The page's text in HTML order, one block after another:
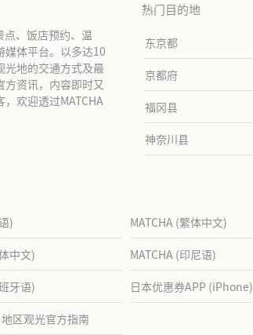
点、饭店预约、温
媒体平台。以多达10
光地的交通方式及最
资讯，内容即时又
欢迎透过MATCHA
热门目的地
东京都
京都府
福冈县
神奈川县
) MATCHA (繁体中文)
中文) MATCHA (印尼语)
牙语) 日本优惠券APP (iPhone)
区观光官方指南